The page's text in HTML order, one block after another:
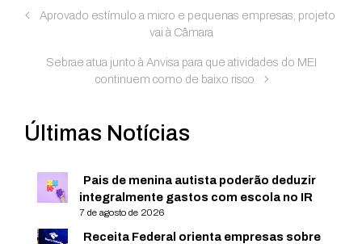
Aprovado estímulo a micro e pequenas empresas; projeto
vai à Câmara
Sebrae atua junto à Anvisa para que atividades do MEI
continuem como de baixo risco
Últimas Notícias
Pais de menina autista poderão deduzir
integralmente gastos com escola no IR
7 de agosto de 2026
Receita Federal orienta empresas sobre